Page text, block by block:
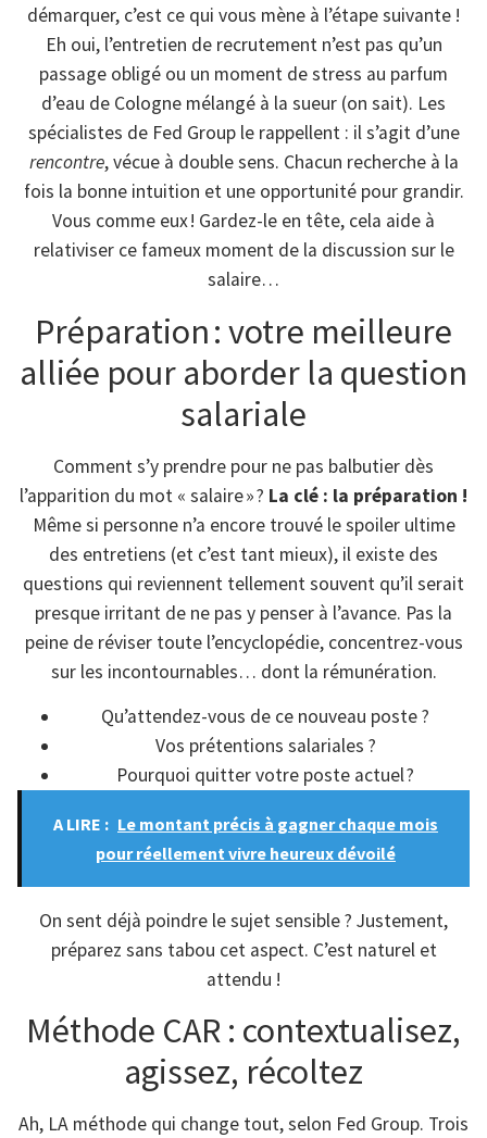
démarquer, c’est ce qui vous mène à l’étape suivante !
Eh oui, l’entretien de recrutement n’est pas qu’un
passage obligé ou un moment de stress au parfum
d’eau de Cologne mélangé à la sueur (on sait). Les
spécialistes de Fed Group le rappellent : il s’agit d’une
rencontre, vécue à double sens. Chacun recherche à la
fois la bonne intuition et une opportunité pour grandir.
Vous comme eux ! Gardez-le en tête, cela aide à
relativiser ce fameux moment de la discussion sur le
salaire…
Préparation : votre meilleure
alliée pour aborder la question
salariale
Comment s’y prendre pour ne pas balbutier dès
l’apparition du mot « salaire » ? La clé : la préparation !
Même si personne n’a encore trouvé le spoiler ultime
des entretiens (et c’est tant mieux), il existe des
questions qui reviennent tellement souvent qu’il serait
presque irritant de ne pas y penser à l’avance. Pas la
peine de réviser toute l’encyclopédie, concentrez-vous
sur les incontournables… dont la rémunération.
Qu’attendez-vous de ce nouveau poste ?
Vos prétentions salariales ?
Pourquoi quitter votre poste actuel ?
A LIRE : Le montant précis à gagner chaque mois
pour réellement vivre heureux dévoilé
On sent déjà poindre le sujet sensible ? Justement,
préparez sans tabou cet aspect. C’est naturel et
attendu !
Méthode CAR : contextualisez,
agissez, récoltez
Ah, LA méthode qui change tout, selon Fed Group. Trois